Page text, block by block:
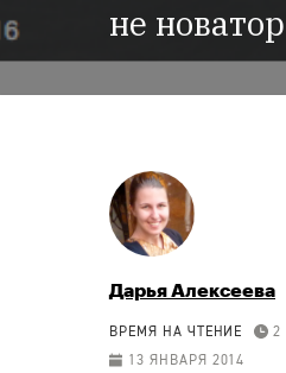
не
Дарья Алексеева
ВРЕМЯ НА ЧТЕНИЕ
2
13 ЯНВАРЯ 2014